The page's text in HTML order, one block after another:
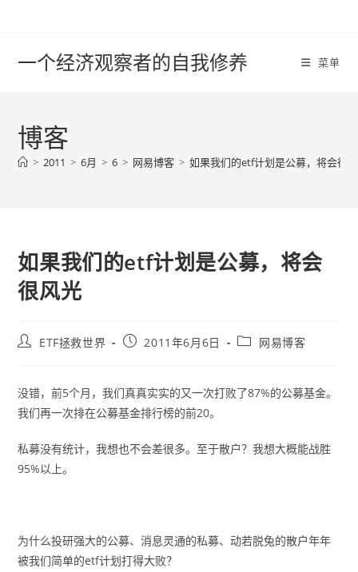
一个经济观察者的自我修养 菜单
博客
> 2011 > 6月 > 6 > 网易博客 > 如果我们的etf计划是公募，将会很
如果我们的etf计划是公募，将会
很风光
PostETF拯救世界
Post2011年6月6日
Post网易博客
没错，前5个月，我们真真实实的又一次打败了87%的公募基金。
我们再一次排在公募基金排行榜的前20。
私募没有统计，我想也不会差很多。至于散户？我想大概能战胜
95%以上。
为什么投研强大的公募、消息灵通的私募、动若脱兔的散户年年
被我们简单的etf计划打得大败？